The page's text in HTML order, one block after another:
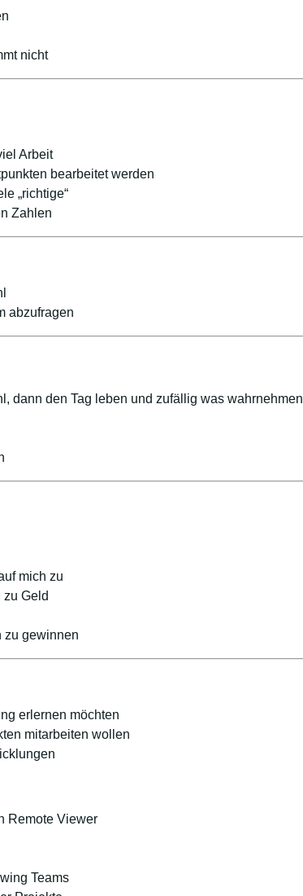
nicht
Arbeit
bearbeitet werden
„richtige“
Zahlen
abzufragen
dann den Tag leben und zufällig was wahrnehmen
mich zu
Geld
zu gewinnen
erlernen möchten
mitarbeiten wollen
Remote Viewer
Teams